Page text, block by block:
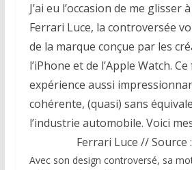
J’ai eu l’occasion de me glisser
Ferrari Luce, la controversée
de la marque conçue par les
l’iPhone et de l’Apple Watch.
expérience aussi
cohérente, (quasi) sans
l’industrie automobile. Voici
Ferrari Luce // Source
Avec son design controversé, sa